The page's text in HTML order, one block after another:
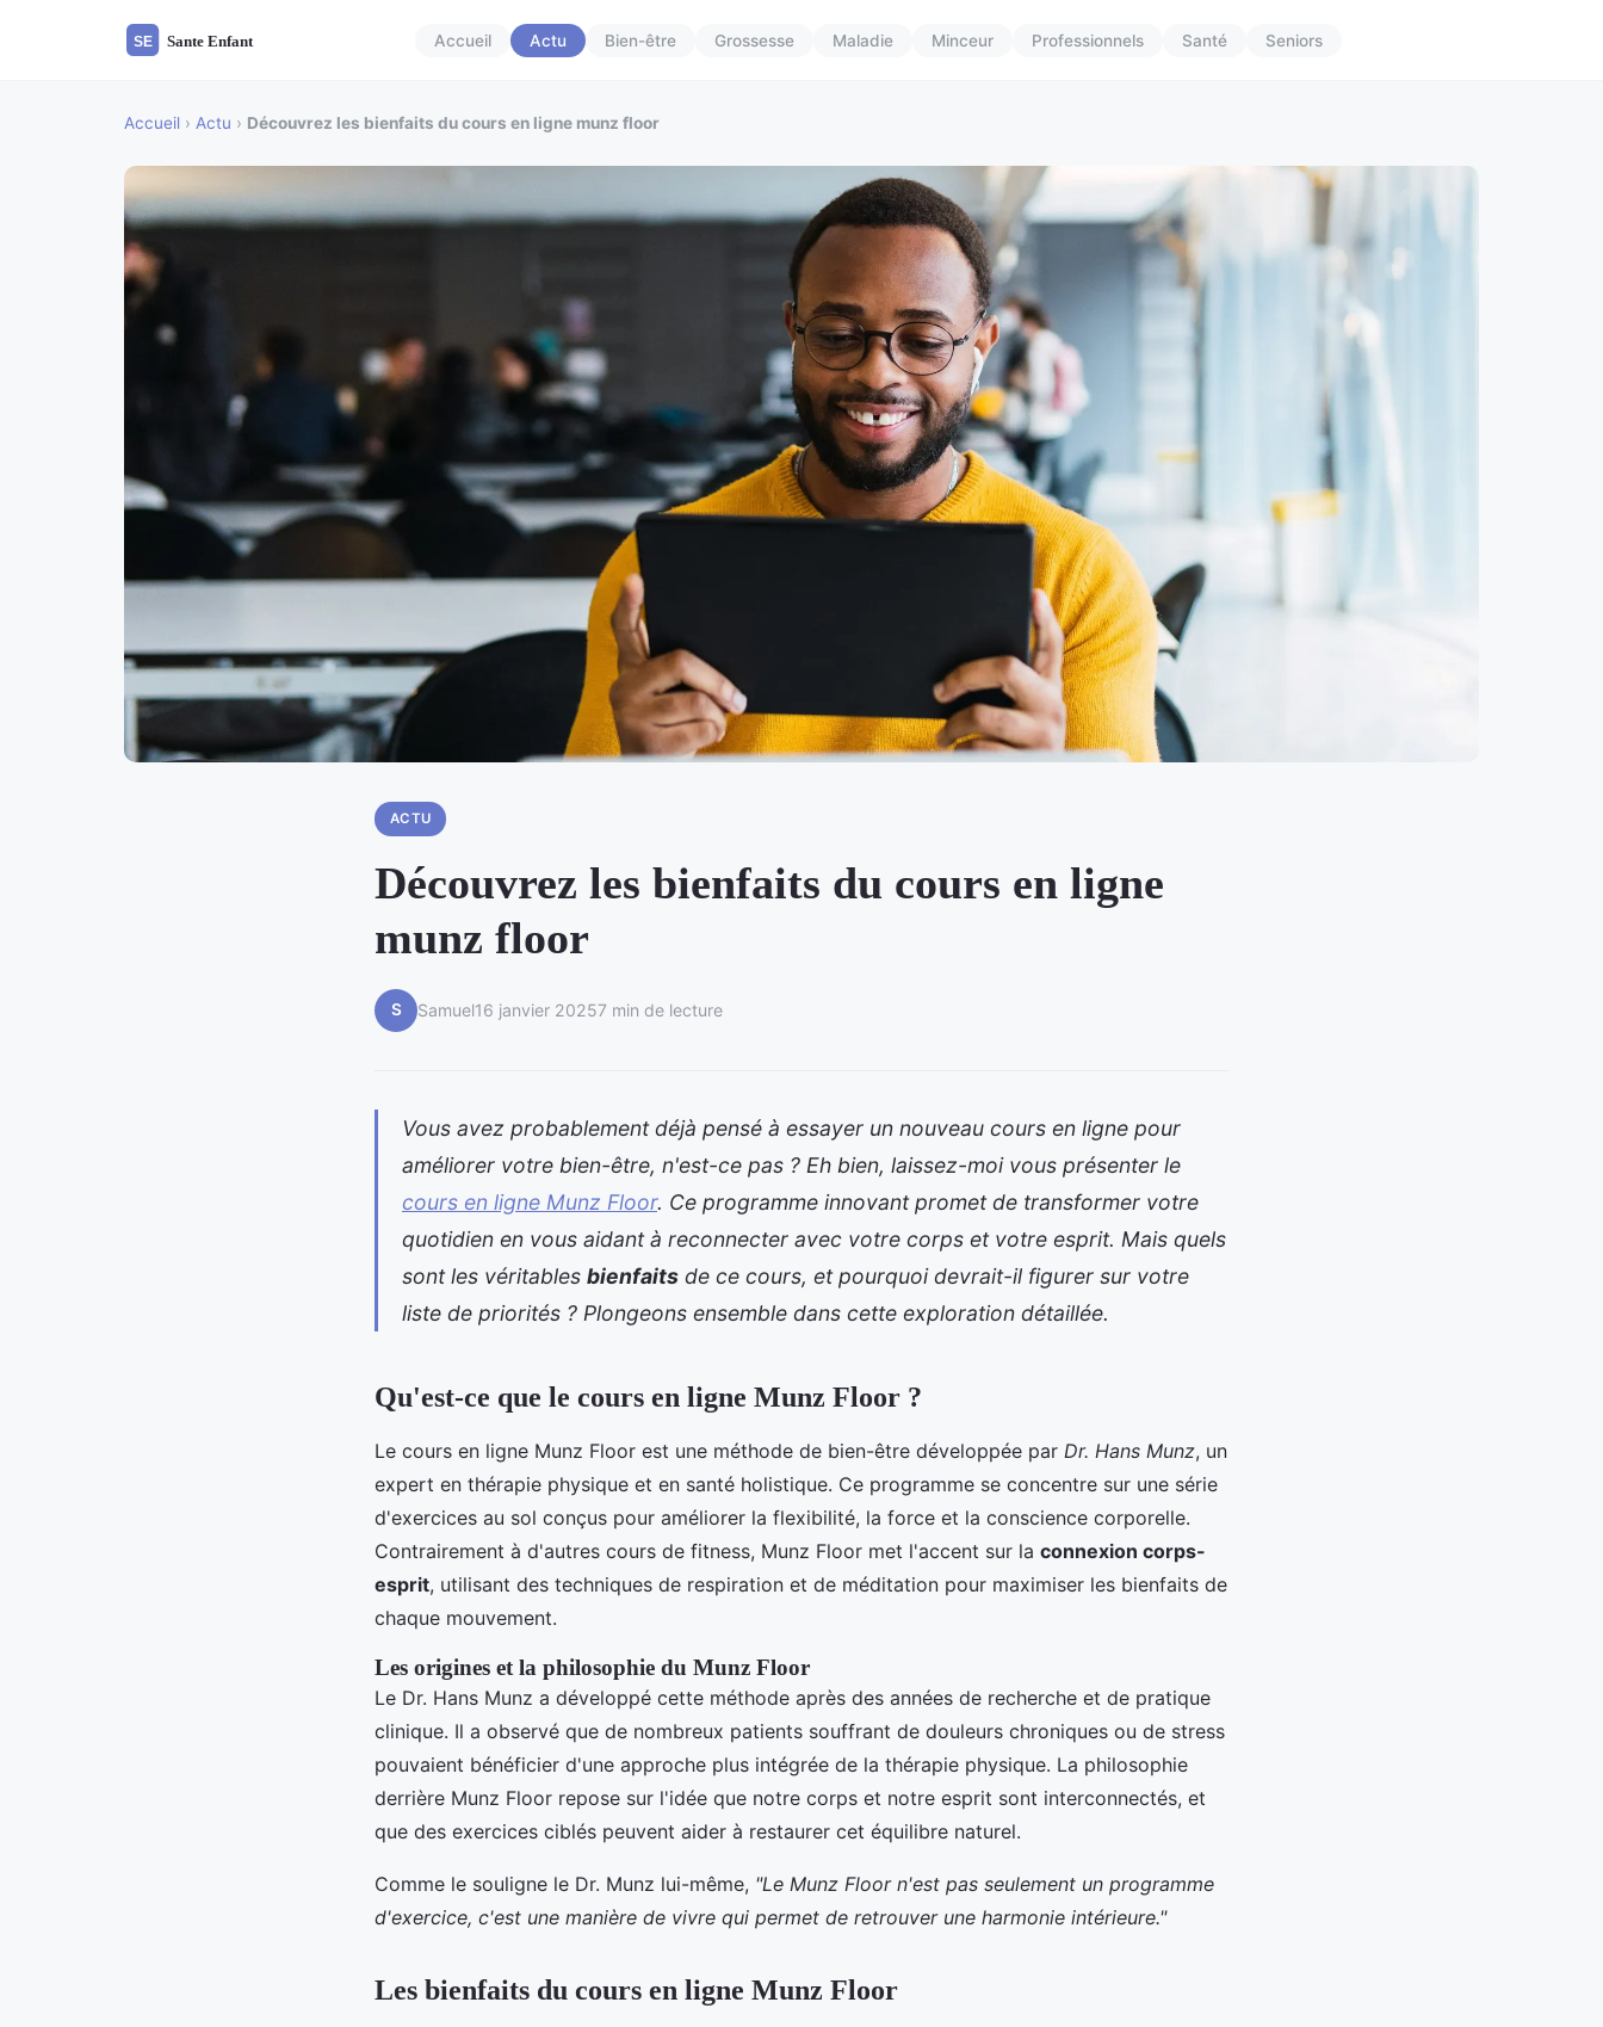
Accueil Actu Bien-être Grossesse Maladie Minceur Professionnels Santé Seniors
Accueil › Actu › Découvrez les bienfaits du cours en ligne munz floor
ACTU
Découvrez les bienfaits du cours en ligne
munz floor
S Samuel16 janvier 20257 min de lecture
Vous avez probablement déjà pensé à essayer un nouveau cours en ligne pour
améliorer votre bien-être, n'est-ce pas ? Eh bien, laissez-moi vous présenter le
cours en ligne Munz Floor. Ce programme innovant promet de transformer votre
quotidien en vous aidant à reconnecter avec votre corps et votre esprit. Mais quels
sont les véritables bienfaits de ce cours, et pourquoi devrait-il figurer sur votre
liste de priorités ? Plongeons ensemble dans cette exploration détaillée.
Qu'est-ce que le cours en ligne Munz Floor ?
Le cours en ligne Munz Floor est une méthode de bien-être développée par Dr. Hans Munz, un
expert en thérapie physique et en santé holistique. Ce programme se concentre sur une série
d'exercices au sol conçus pour améliorer la flexibilité, la force et la conscience corporelle.
Contrairement à d'autres cours de fitness, Munz Floor met l'accent sur la connexion corps-
esprit, utilisant des techniques de respiration et de méditation pour maximiser les bienfaits de
chaque mouvement.
Les origines et la philosophie du Munz Floor
Le Dr. Hans Munz a développé cette méthode après des années de recherche et de pratique
clinique. Il a observé que de nombreux patients souffrant de douleurs chroniques ou de stress
pouvaient bénéficier d'une approche plus intégrée de la thérapie physique. La philosophie
derrière Munz Floor repose sur l'idée que notre corps et notre esprit sont interconnectés, et
que des exercices ciblés peuvent aider à restaurer cet équilibre naturel.
Comme le souligne le Dr. Munz lui-même, "Le Munz Floor n'est pas seulement un programme
d'exercice, c'est une manière de vivre qui permet de retrouver une harmonie intérieure."
Les bienfaits du cours en ligne Munz Floor